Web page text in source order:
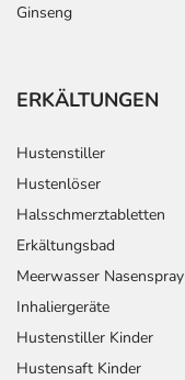
Ginseng
ERKÄLTUNGEN
Hustenstiller
Hustenlöser
Halsschmerztabletten
Erkältungsbad
Meerwasser Nasenspray
Inhaliergeräte
Hustenstiller Kinder
Hustensaft Kinder